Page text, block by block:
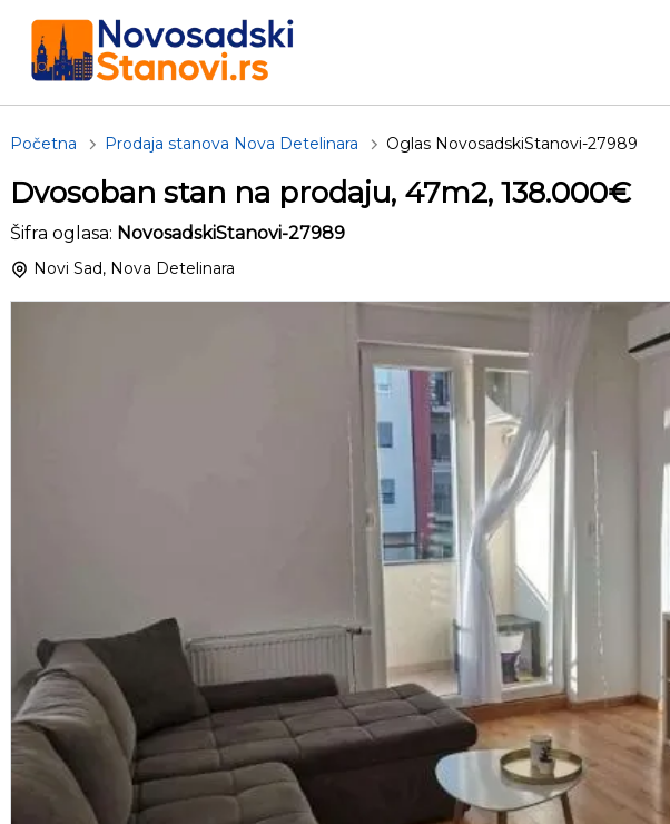
Početna Prodaja stanova Nova Detelinara Oglas NovosadskiStanovi-27989
Dvosoban stan na prodaju, 47m2, 138.000€
Šifra oglasa: NovosadskiStanovi-27989
Novi Sad, Nova Detelinara